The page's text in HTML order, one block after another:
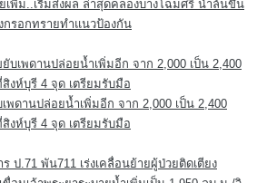
เพิ่ม..เริ่มส่งผล ล่าสุดคลองบางโฉมศรี น้ำล้นขึ้น
กรอกทรายทำแนวป้องกัน
พดานปล่อยน้ำเพิ่มอีก จาก 2,000 เป็น 2,400
งห์บุรี 4 จุด เตรียมรับมือ